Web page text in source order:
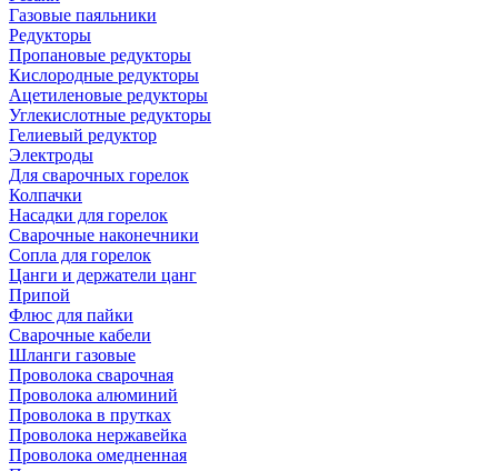
Газовые паяльники
Редукторы
Пропановые редукторы
Кислородные редукторы
Ацетиленовые редукторы
Углекислотные редукторы
Гелиевый редуктор
Электроды
Для сварочных горелок
Колпачки
Насадки для горелок
Сварочные наконечники
Сопла для горелок
Цанги и держатели цанг
Припой
Флюс для пайки
Сварочные кабели
Шланги газовые
Проволока сварочная
Проволока алюминий
Проволока в прутках
Проволока нержавейка
Проволока омедненная